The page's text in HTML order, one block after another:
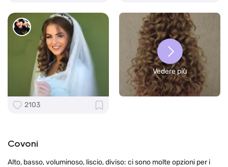
2103
Vedere più
Covoni
Alto, basso, voluminoso, liscio, diviso: ci sono molte opzioni per i